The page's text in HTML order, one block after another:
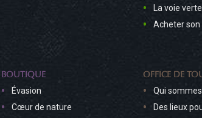
La voie verte
Acheter son
BOUTIQUE
Évasion
Cœur de nature
OFFICE DE
Qui
Des lieux